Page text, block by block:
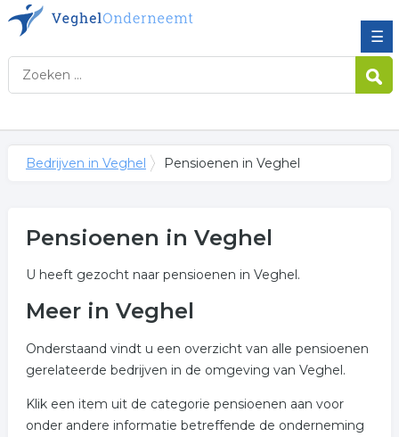
☰
Bedrijven in Veghel Pensioenen in Veghel
Pensioenen in Veghel
U heeft gezocht naar pensioenen in Veghel.
Meer in Veghel
Onderstaand vindt u een overzicht van alle pensioenen
gerelateerde bedrijven in de omgeving van Veghel.
Klik een item uit de categorie pensioenen aan voor
onder andere informatie betreffende de onderneming